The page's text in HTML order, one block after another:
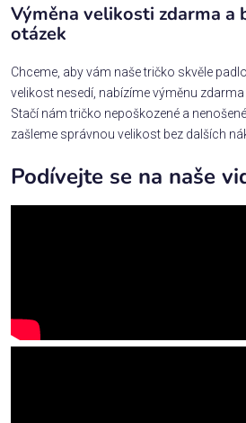
Výměna velikosti zdarma a
otázek
Chceme, aby vám naše tričko skvěle
velikost nesedí, nabízíme výměnu
Stačí nám tričko nepoškozené a
zašleme správnou velikost bez dalších
Podívejte se na naše